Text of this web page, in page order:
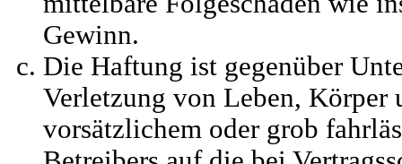
Gewinn.
Die Haftung ist gegenüber
Verletzung von Leben, Körper
vorsätzlichem oder grob